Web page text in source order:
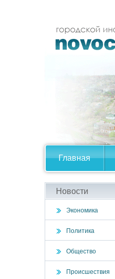
Главная
Новости
Экономика
Политика
Общество
Происшествия